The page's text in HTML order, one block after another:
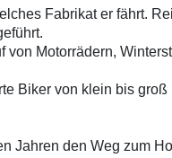
Fabrikat er fährt.
Motorrädern,
Biker von klein bis
Jahren den Weg zum